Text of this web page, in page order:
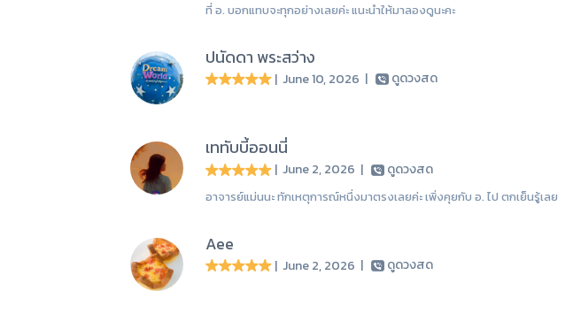
ที่ อ. บอกแทบจะทุกอย่างเลยค่ะ แนะนำให้มาลองดูนะคะ
ปนัดดา พระสว่าง
| June 10, 2026 | ดูดวงสด
เททับบี้ออนนี่
| June 2, 2026 | ดูดวงสด
อาจารย์แม่นนะ ทักเหตุการณ์หนึ่งมาตรงเลยค่ะ เพิ่งคุยกับ อ. ไป ตกเย็นรู้เลย
Aee
| June 2, 2026 | ดูดวงสด